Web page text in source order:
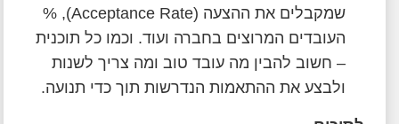
שמקבלים את ההצעה (Acceptance Rate), %
העובדים המרוצים בחברה ועוד. וכמו כל תוכנית
– חשוב להבין מה עובד טוב ומה צריך לשנות
ולבצע את ההתאמות הנדרשות תוך כדי תנועה.